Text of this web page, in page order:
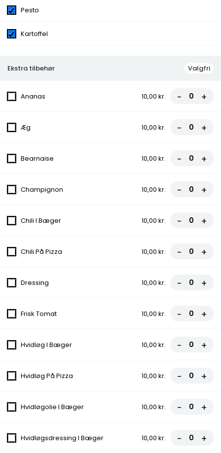
Menuer
Menu 2 - Hj. Classic Mega
Burger
Menu 3 - Hjm. Durum
135,00 kr.
135,00 kr.
135,00 kr.
Italiensk Pizza
Alle pizzaer kan også fås som fuldkorn og glutenfri.
1. Margherita
fra 80,00 kr.
Pesto
Kartoffel
Ekstra tilbehør Valgfri
Ananas 10,00 kr. - +
Æg 10,00 kr. - +
Bearnaise 10,00 kr. - +
Champignon 10,00 kr. - +
Chili I Bæger 10,00 kr. - +
Chili På Pizza 10,00 kr. - +
Dressing 10,00 kr. - +
Frisk Tomat 10,00 kr. - +
Hvidløg I Bæger 10,00 kr. - +
Hvidløg På Pizza 10,00 kr. - +
Hvidløgolie I Bæger 10,00 kr. - +
Hvidløgsdressing I Bæger 10,00 kr. - +